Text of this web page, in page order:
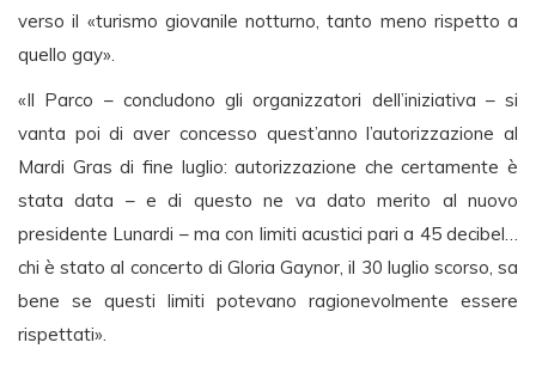
verso il «turismo giovanile notturno, tanto meno rispetto a
quello gay».
«Il Parco – concludono gli organizzatori dell’iniziativa – si
vanta poi di aver concesso quest’anno l’autorizzazione al
Mardi Gras di fine luglio: autorizzazione che certamente è
stata data – e di questo ne va dato merito al nuovo
presidente Lunardi – ma con limiti acustici pari a 45 decibel…
chi è stato al concerto di Gloria Gaynor, il 30 luglio scorso, sa
bene se questi limiti potevano ragionevolmente essere
rispettati».